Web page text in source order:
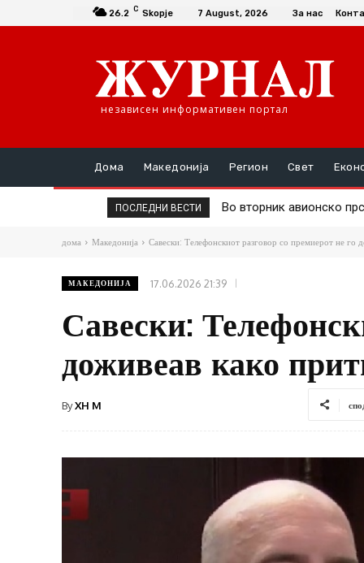
26.2 C Skopje 7 August, 2026 За нас
независен информативен портал
Дома Македонија Регион Свет
ПОСЛЕДНИ ВЕСТИ Во вторник авионско
Д-р Трајановски: По
дома Македонија Савески: Телефонскиот разговор со премиерот не го
МАКЕДОНИЈА 17.06.2026 21:39
Савески:
доживеав како
ByXH M